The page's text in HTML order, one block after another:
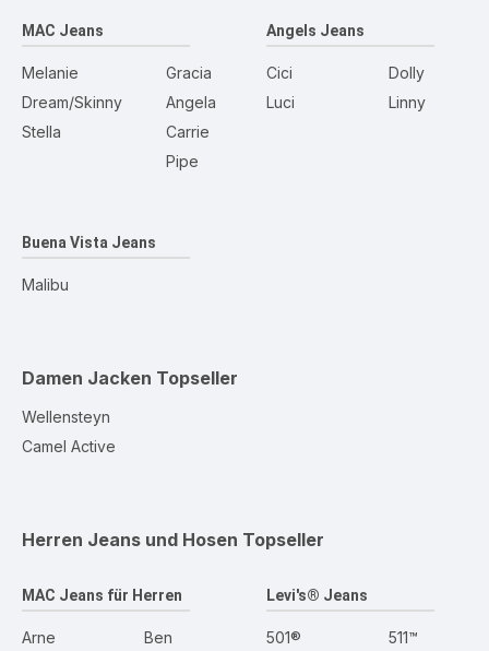
MAC Jeans
Melanie
Dream/Skinny
Stella
Gracia
Angela
Carrie
Pipe
Angels Jeans
Cici
Luci
Dolly
Linny
Buena Vista Jeans
Malibu
Damen Jacken Topseller
Wellensteyn
Camel Active
Herren Jeans und Hosen Topseller
MAC Jeans für Herren
Arne
Ben
Levi's® Jeans
501® 511™